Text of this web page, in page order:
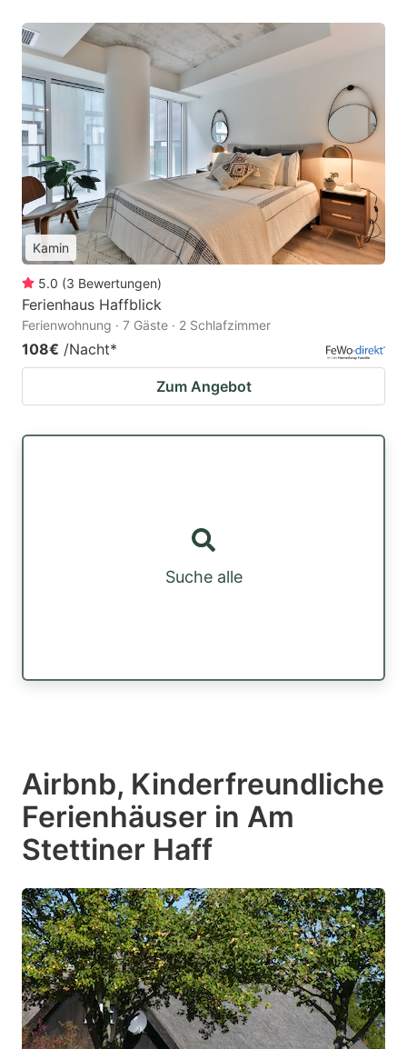
Kamin
5.0 (3 Bewertungen)
Ferienhaus Haffblick
Ferienwohnung · 7 Gäste · 2 Schlafzimmer
108€ /Nacht*
Zum Angebot
Suche alle
Airbnb, Kinderfreundliche
Ferienhäuser in Am
Stettiner Haff